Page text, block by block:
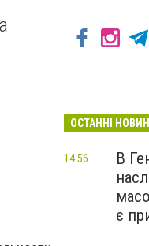
ОСТАННІ
В
є
14:56